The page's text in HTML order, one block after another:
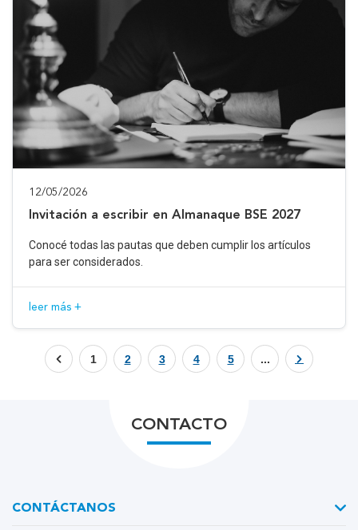
12/05/2026
Invitación a escribir en Almanaque BSE 2027
Conocé todas las pautas que deben cumplir los artículos
para ser considerados.
leer más +
1 2 3 4 5 ...
CONTACTO
CONTÁCTANOS